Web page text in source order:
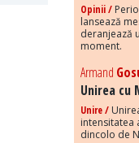
Opinii /
lansează
deranjează
moment.
Armand
Unirea cu
Unire /
intensitatea
dincolo de